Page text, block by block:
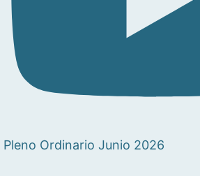
Pleno Ordinario Junio 2026